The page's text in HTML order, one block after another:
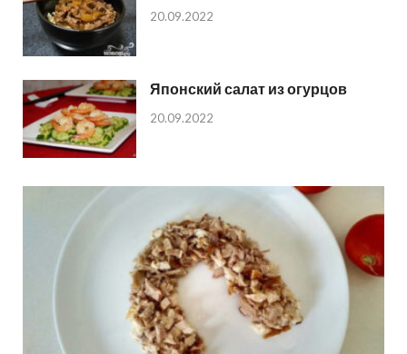
20.09.2022
Японский салат из огурцов
20.09.2022